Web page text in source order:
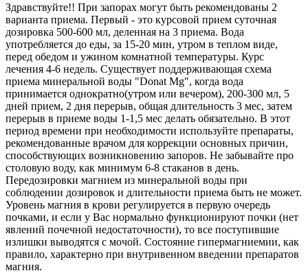
Здравствуйте!! При запорах могут быть рекомендованы 2
варианта приема. Первый - это курсовой прием суточная
дозировка 500-600 мл, деленная на 3 приема. Вода
употребляется до еды, за 15-20 мин, утром в теплом виде,
перед обедом и ужином комнатной температуры. Курс
лечения 4-6 недель. Существует поддерживающая схема
приема минеральной воды "Donat Mg", когда вода
принимается однократно(утром или вечером), 200-300 мл, 5
дней прием, 2 дня перерыв, общая длительность 3 мес, затем
перерыв в приеме воды 1-1,5 мес делать обязательно. В этот
период времени при необходимости используйте препараты,
рекомендованные врачом для коррекции основных причин,
способствующих возникновению запоров. Не забывайте про
столовую воду, как минимум 6-8 стаканов в день.
Передозировки магнием из минеральной воды при
соблюдении дозировок и длительности приема быть не может.
Уровень магния в крови регулируется в первую очередь
почками, и если у Вас нормально функционируют почки (нет
явлений почечной недостаточности), то все поступившие
излишки выводятся с мочой. Состояние гипермагниемии, как
правило, характерно при внутривенном введении препаратов
магния.